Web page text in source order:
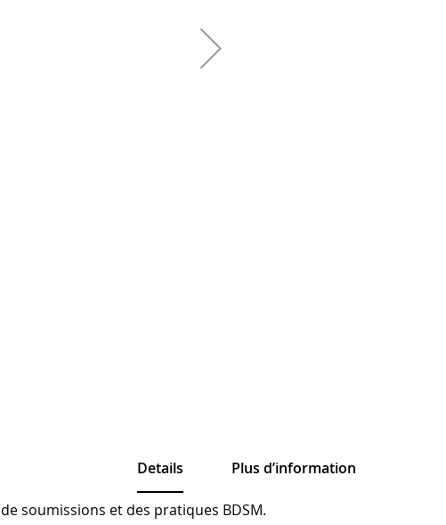
Details
soumissions et des pratiques BDSM.
Plus d’information